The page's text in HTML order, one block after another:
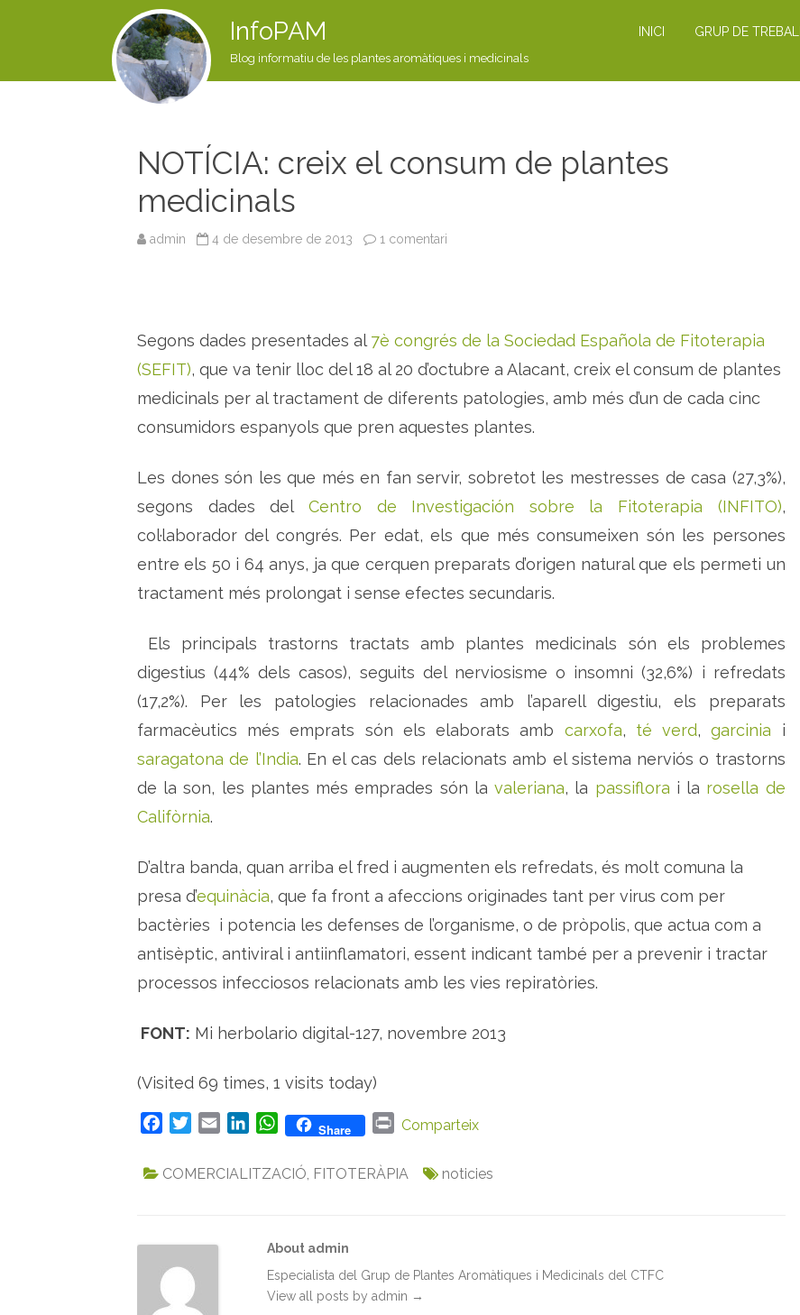
InfoPAM
Blog informatiu de les plantes aromàtiques i medicinals
INICI GRUP DE TREBALL
NOTÍCIA: creix el consum de plantes
medicinals
admin 4 de desembre de 2013 1 comentari
:
r
e
x
l
s
m
d
e
p
a
t
e
c
i
n
l
Segons dades presentades al 7è congrés de la Sociedad Española de Fitoterapia
(SEFIT), que va tenir lloc del 18 al 20 d’octubre a Alacant, creix el consum de plantes
medicinals per al tractament de diferents patologies, amb més d’un de cada cinc
consumidors espanyols que pren aquestes plantes.
Les dones són les que més en fan servir, sobretot les mestresses de casa (27,3%),
segons dades del Centro de Investigación sobre la Fitoterapia (INFITO),
col·laborador del congrés. Per edat, els que més consumeixen són les persones
entre els 50 i 64 anys, ja que cerquen preparats d’origen natural que els permeti un
tractament més prolongat i sense efectes secundaris.
Els principals trastorns tractats amb plantes medicinals són els problemes
digestius (44% dels casos), seguits del nerviosisme o insomni (32,6%) i refredats
(17,2%). Per les patologies relacionades amb l’aparell digestiu, els preparats
farmacèutics més emprats són els elaborats amb carxofa, té verd,garcinia i
saragatona de l’India. En el cas dels relacionats amb el sistema nerviós o trastorns
de la son, les plantes més emprades són lavaleriana, la passiflora i la rosella de
Califòrnia.
D’altra banda, quan arriba el fred i augmenten els refredats, és molt comuna la
presa d’equinàcia, que fa front a afeccions originades tant per virus com per
bactèries i potencia les defenses de l’organisme, o de pròpolis, que actua com a
antisèptic, antiviral i antiinflamatori, essent indicant també per a prevenir i tractar
processos infecciosos relacionats amb les vies repiratòries.
FONT: Mi herbolario digital-127, novembre 2013
(Visited 69 times, 1 visits today)
c
k
i
a
n
W
a
p
p
Share
P
i
Comparteix
COMERCIALITZACIÓ, FITOTERÀPIA noticies
About admin
Especialista del Grup de Plantes Aromàtiques i Medicinals del CTFC
View all posts by admin →